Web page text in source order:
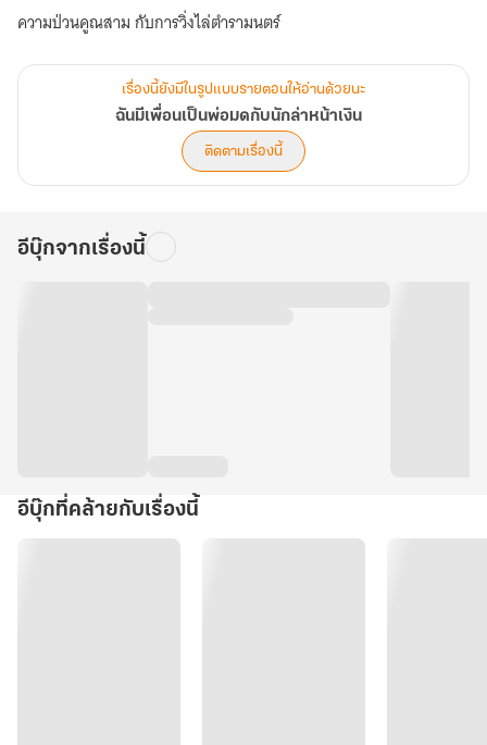
เงิน3
มด
กับ
นัก
ล่า
หน้า
เงิน
ความป่วนคูณสาม กับการวิ่งไล่ตำรามนตร์
เรื่องนี้ยังมีในรูปแบบรายตอนให้อ่านด้วยนะ
ฉันมีเพื่อนเป็นพ่อมดกับนักล่าหน้าเงิน
ติดตามเรื่องนี้
อีบุ๊กจากเรื่องนี้
อีบุ๊กที่คล้ายกับเรื่องนี้